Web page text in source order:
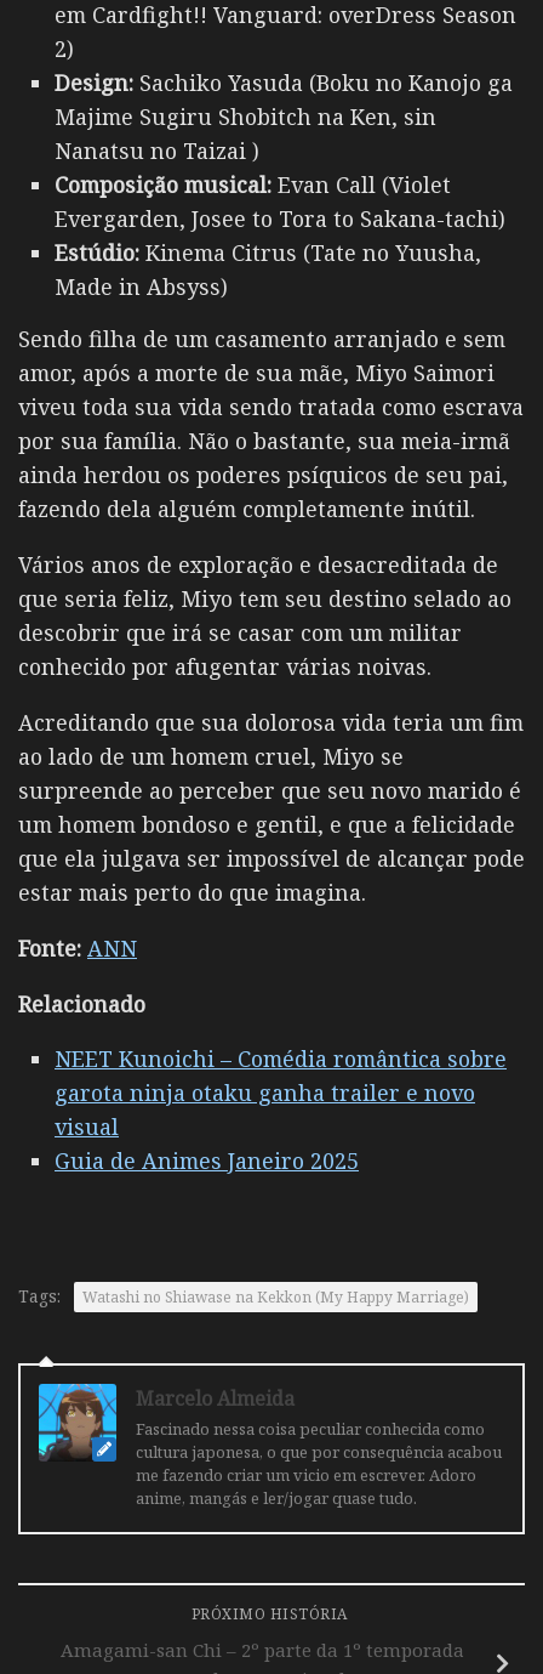
em Cardfight!! Vanguard: overDress Season
2)
Design: Sachiko Yasuda (Boku no Kanojo ga
Majime Sugiru Shobitch na Ken, sin
Nanatsu no Taizai )
Composição musical: Evan Call (Violet
Evergarden, Josee to Tora to Sakana-tachi)
Estúdio: Kinema Citrus (Tate no Yuusha,
Made in Absyss)
Sendo filha de um casamento arranjado e sem
amor, após a morte de sua mãe, Miyo Saimori
viveu toda sua vida sendo tratada como escrava
por sua família. Não o bastante, sua meia-irmã
ainda herdou os poderes psíquicos de seu pai,
fazendo dela alguém completamente inútil.
Vários anos de exploração e desacreditada de
que seria feliz, Miyo tem seu destino selado ao
descobrir que irá se casar com um militar
conhecido por afugentar várias noivas.
Acreditando que sua dolorosa vida teria um fim
ao lado de um homem cruel, Miyo se
surpreende ao perceber que seu novo marido é
um homem bondoso e gentil, e que a felicidade
que ela julgava ser impossível de alcançar pode
estar mais perto do que imagina.
Fonte: ANN
Relacionado
NEET Kunoichi – Comédia romântica sobre
garota ninja otaku ganha trailer e novo
visual
Guia de Animes Janeiro 2025
Tags: Watashi no Shiawase na Kekkon (My Happy Marriage)
Marcelo Almeida
Fascinado nessa coisa peculiar conhecida como
cultura japonesa, o que por consequência acabou
me fazendo criar um vicio em escrever. Adoro
anime, mangás e ler/jogar quase tudo.
PRÓXIMO HISTÓRIA
Amagami-san Chi – 2º parte da 1º temporada